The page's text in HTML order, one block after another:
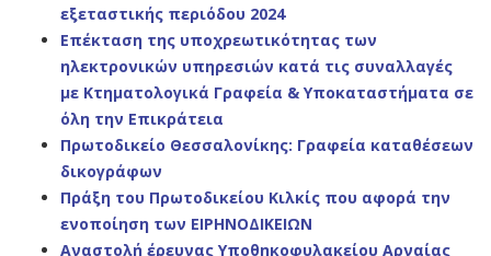
εξεταστικής περιόδου 2024
Επέκταση της υποχρεωτικότητας των
ηλεκτρονικών υπηρεσιών κατά τις συναλλαγές
με Κτηματολογικά Γραφεία & Υποκαταστήματα σε
όλη την Επικράτεια
Πρωτοδικείο Θεσσαλονίκης: Γραφεία καταθέσεων
δικογράφων
Πράξη του Πρωτοδικείου Κιλκίς που αφορά την
ενοποίηση των ΕΙΡΗΝΟΔΙΚΕΙΩΝ
Αναστολή έρευνας Υποθηκοφυλακείου Αρναίας